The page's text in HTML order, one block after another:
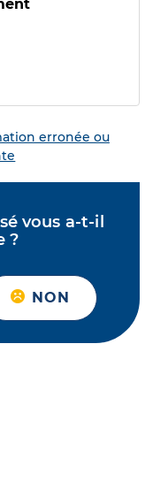
erronée ou
vous a-t-il
?
NON